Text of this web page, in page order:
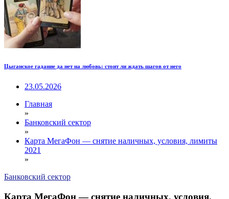
Цыганское гадание да нет на любовь: стоит ли ждать шагов от него
23.05.2026
Главная
»
Банковский сектор
»
Карта МегаФон — снятие наличных, условия, лимиты
2021
»
Банковский сектор
Карта МегаФон — снятие наличных, условия,